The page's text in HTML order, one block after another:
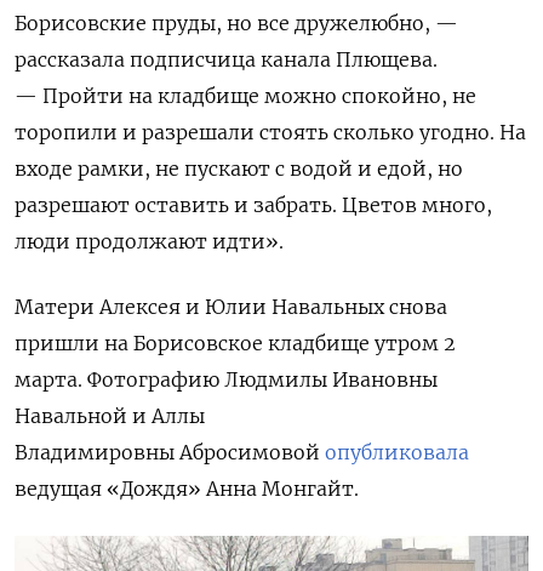
Борисовские пруды, но все дружелюбно, —
рассказала подписчица канала Плющева.
— Пройти на кладбище можно спокойно, не
торопили и разрешали стоять сколько угодно. На
входе рамки, не пускают с водой и едой, но
разрешают оставить и забрать. Цветов много,
люди продолжают идти».
Матери Алексея и Юлии Навальных снова
пришли на Борисовское кладбище утром 2
марта. Фотографию Людмилы Ивановны
Навальной и Аллы
Владимировны Абросимовой опубликовала
ведущая «Дождя» Анна Монгайт.